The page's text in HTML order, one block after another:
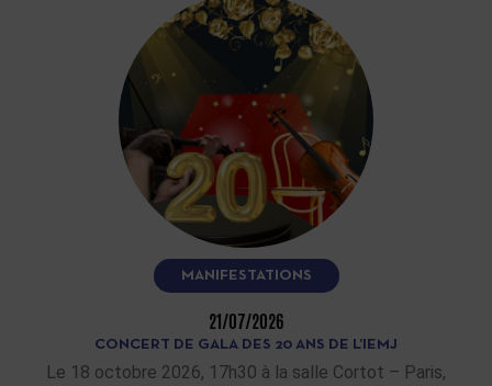
MANIFESTATIONS
21/07/2026
CONCERT DE GALA DES 20 ANS DE L’IEMJ
Le 18 octobre 2026, 17h30 à la salle Cortot – Paris,